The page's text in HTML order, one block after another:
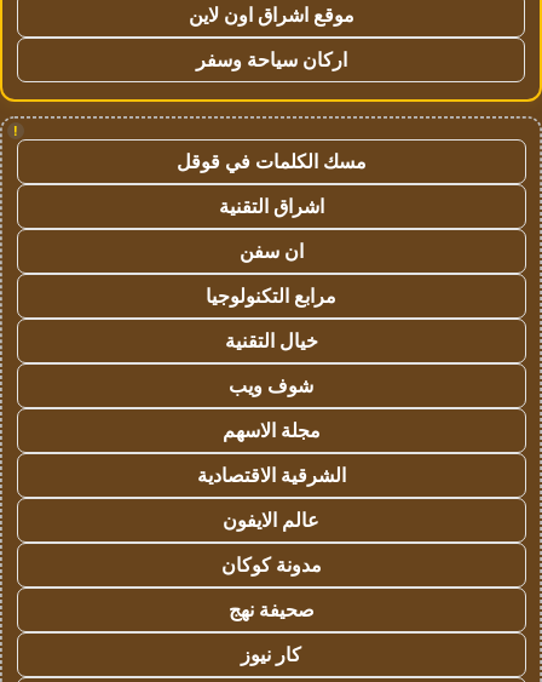
موقع اشراق اون لاين
اركان سياحة وسفر
!
مسك الكلمات في قوقل
اشراق التقنية
ان سفن
مرابع التكنولوجيا
خيال التقنية
شوف ويب
مجلة الاسهم
الشرقية الاقتصادية
عالم الايفون
مدونة كوكان
صحيفة نهج
كار نيوز